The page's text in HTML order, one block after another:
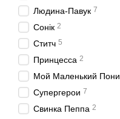
Людина-Павук 7
Сонік 2
Ститч 5
Принцесса 2
Мой Маленький Пони
Супергерои 7
Свинка Пеппа 2